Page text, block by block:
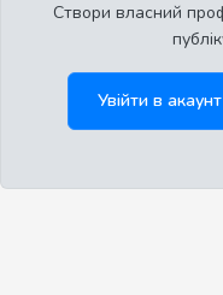
Створи власний
Увійти в акаунт